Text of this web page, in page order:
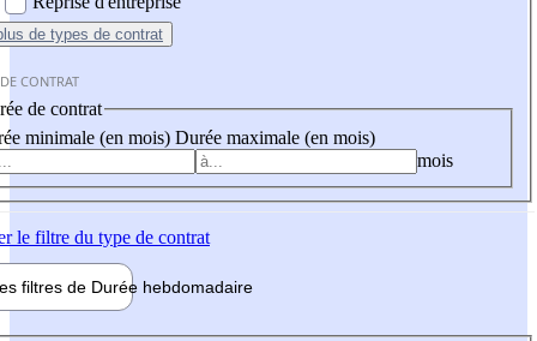
de types de contrat
CONTRAT
de contrat
minimale (en mois) Durée maximale (en mois)
mois
le filtre du type de contrat
filtres de Durée hebdomadaire